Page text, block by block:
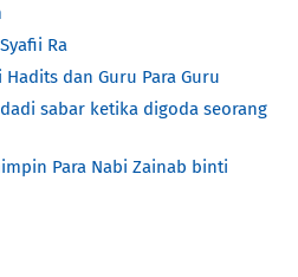
Ra
dan Guru Para Guru
sabar ketika digoda seorang
Para Nabi Zainab binti